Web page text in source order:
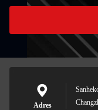
Adres